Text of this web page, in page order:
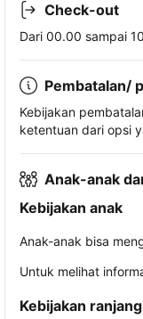
Check-out
Dari 00.00 sampai
Pembatalan/
Kebijakan
ketentuan dari opsi
Anak-anak
Kebijakan anak
Anak-anak bisa
Untuk melihat
Kebijakan